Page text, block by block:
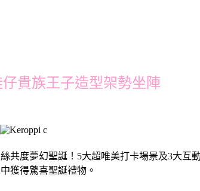
仔貴族王子造型架勢坐陣
度夢幻聖誕！5大超唯美打卡場景及3大互
獲得驚喜聖誕禮物。